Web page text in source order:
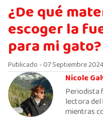
¿De qué
escoger la
para mi gato?
Publicado - 07 Septiembre
Nicole
Periodista
lectora
mientras